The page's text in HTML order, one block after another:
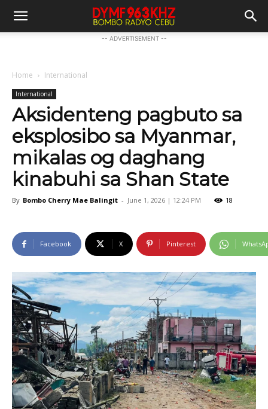
-- ADVERTISEMENT --
Home International
International
Aksidenteng pagbuto sa
eksplosibo sa Myanmar,
mikalas og daghang
kinabuhi sa Shan State
By Bombo Cherry Mae Balingit - June 1, 2026 | 12:24 PM 18
Facebook X Pinterest